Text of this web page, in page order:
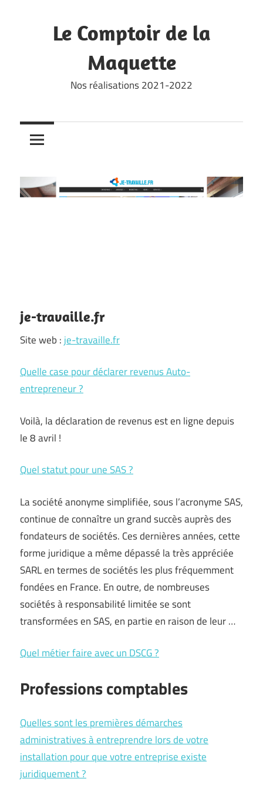
Le Comptoir de la
Maquette
Nos réalisations 2021-2022
je-travaille.fr
Site web : je-travaille.fr
Quelle case pour déclarer revenus Auto-
entrepreneur ?
Voilà, la déclaration de revenus est en ligne depuis
le 8 avril !
Quel statut pour une SAS ?
La société anonyme simplifiée, sous l’acronyme SAS,
continue de connaître un grand succès auprès des
fondateurs de sociétés. Ces dernières années, cette
forme juridique a même dépassé la très appréciée
SARL en termes de sociétés les plus fréquemment
fondées en France. En outre, de nombreuses
sociétés à responsabilité limitée se sont
transformées en SAS, en partie en raison de leur …
Quel métier faire avec un DSCG ?
Professions comptables
Quelles sont les premières démarches
administratives à entreprendre lors de votre
installation pour que votre entreprise existe
juridiquement ?